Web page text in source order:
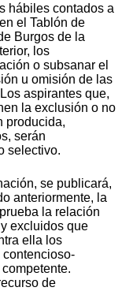
hábiles contados a
el Tablón de
Burgos de la
los
o subsanar el
u omisión de las
aspirantes que,
la exclusión o no
producida,
serán
selectivo.
se publicará,
anteriormente, la
la relación
excluidos que
ella los
contencioso-
de